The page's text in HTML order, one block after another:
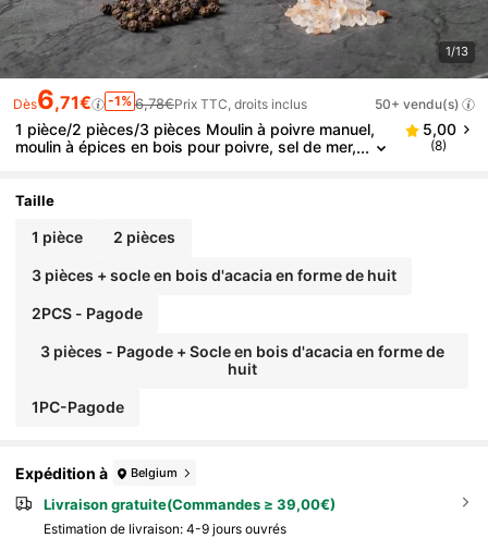
1/13
Dès6,71€ -1% 6,78€Prix TTC, droits inclus 50+ vendu(s)
1 pièce/2 pièces/3 pièces Moulin à poivre manuel,
moulin à épices en bois pour poivre, sel de mer,
5,00
(8)
Taille
1 pièce 2 pièces
3 pièces + socle en bois d'acacia en forme de huit
2PCS - Pagode
3 pièces - Pagode + Socle en bois d'acacia en forme de
huit
1PC-Pagode
Expédition à Belgium
Livraison gratuite(Commandes ≥ 39,00€)
Estimation de livraison: 4-9 jours ouvrés